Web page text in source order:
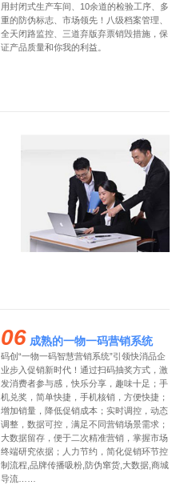
用封闭式生产车间、10余道的检验工序、多
重的防伪标志、市场领先！八级档案管理、
全天闭路监控、三道弃版弃票销毁措施，保
证产品质量和你我的利益。
06 成熟的一物一码营销系统
码创“一物一码智慧营销系统”引领快消品企
业步入促销新时代！通过扫码抽奖方式，激
发消费者参与感，快乐分享，趣味十足；手
机兑奖，简单快捷，手机核销，方便快捷；
增加销量，降低促销成本；实时调控，动态
调整，数据可控，满足不同营销场景需求；
大数据留存，便于二次精准营销，掌握市场
终端研究依据；人力节约，简化促销环节控
制流程,品牌传播吸粉,防伪窜货,大数据,商城
导流……